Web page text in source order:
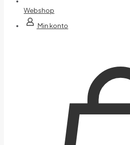
Webshop
Min konto